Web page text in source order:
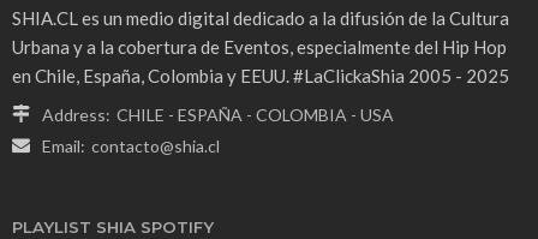
SHIA.CL es un medio digital dedicado a la difusión de la Cultura
Urbana y a la cobertura de Eventos, especialmente del Hip Hop
en Chile, España, Colombia y EEUU. #LaClickaShia 2005 - 2025
Address: CHILE - ESPAÑA - COLOMBIA - USA
Email: contacto@shia.cl
PLAYLIST SHIA SPOTIFY